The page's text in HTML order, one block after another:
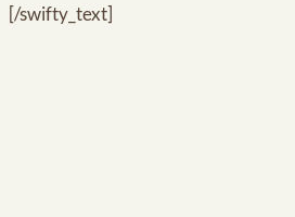
[/swifty_text]